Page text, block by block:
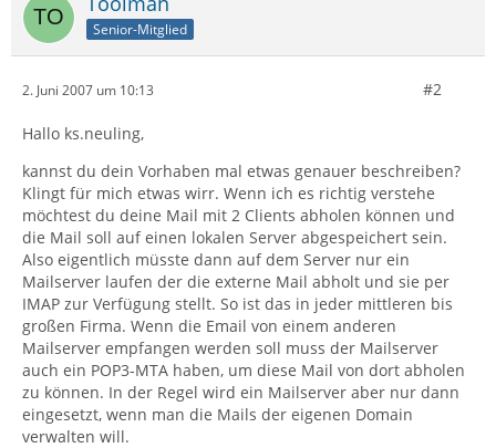
Senior-Mitglied
2. Juni 2007 um 10:13 #2
Hallo ks.neuling,
kannst du dein Vorhaben mal etwas genauer beschreiben?
Klingt für mich etwas wirr. Wenn ich es richtig verstehe
möchtest du deine Mail mit 2 Clients abholen können und
die Mail soll auf einen lokalen Server abgespeichert sein.
Also eigentlich müsste dann auf dem Server nur ein
Mailserver laufen der die externe Mail abholt und sie per
IMAP zur Verfügung stellt. So ist das in jeder mittleren bis
großen Firma. Wenn die Email von einem anderen
Mailserver empfangen werden soll muss der Mailserver
auch ein POP3-MTA haben, um diese Mail von dort abholen
zu können. In der Regel wird ein Mailserver aber nur dann
eingesetzt, wenn man die Mails der eigenen Domain
verwalten will.